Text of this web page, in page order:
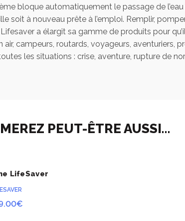
les plus exigeants
2 à 3 ans
et propreté alimentaire
bloque automatiquement le passage de l’eau
à nouveau prête à l’emploi. Remplir,
a élargit sa gamme de produits pour
campeurs, routards, voyageurs, aventuriers,
les situations : crise, aventure, rupture de
PEUT-ÊTRE AUSSI…
LifeSaver
€